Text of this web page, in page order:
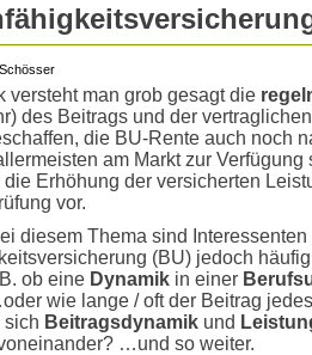
versteht man grob gesagt die
des Beitrags und der
die BU-Rente auch noch
am Markt zur
Erhöhung der versicherten
vor.
diesem Thema sind Interessenten
(BU) jedoch
ob eine Dynamik in einer
wie lange / oft der Beitrag
sich Beitragsdynamik und
…und so weiter.